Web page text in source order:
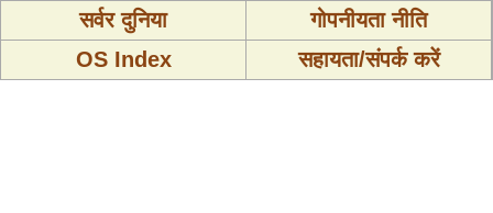
सर्वर दुनिया
गोपनीयता नीति
OS Index
सहायता/संपर्क करें